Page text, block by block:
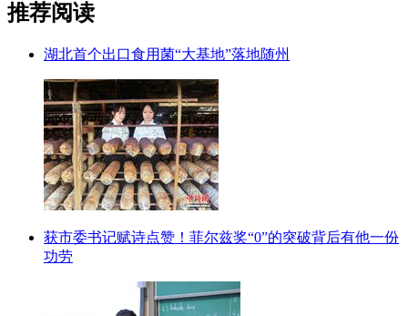
推荐阅读
湖北首个出口食用菌“大基地”落地随州
获市委书记赋诗点赞！菲尔兹奖“0”的突破背后有他一份
功劳